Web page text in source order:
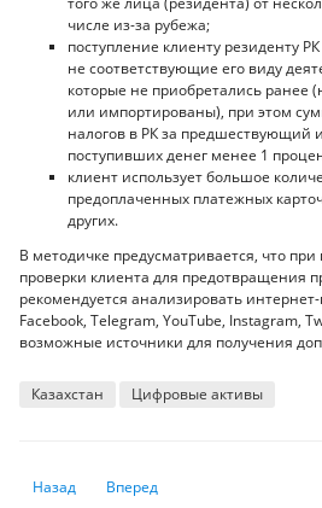
числе из-за рубежа;
поступление клиенту резиденту
не соответствующие его виду
которые не приобретались ранее
или импортированы), при этом
налогов в РК за предшествующий
поступивших денег менее 1
клиент использует большое
предоплаченных платежных
других.
В методичке предусматривается, что
проверки клиента для предотвращения
рекомендуется анализировать
Facebook, Telegram, YouTube, Instagram,
возможные источники для получения
Казахстан Цифровые активы
Предыдущий: Волатильность и
Назад Следующий: Капитализация
Вперед